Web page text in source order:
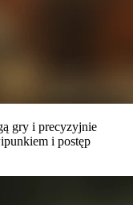
gry i precyzyjnie
i postęp